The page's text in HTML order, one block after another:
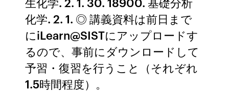
化学. 2. 1. ◎ 講義資料は前日まで
にiLearn@SISTにアップロードす
るので、事前にダウンロードして
予習・復習を行うこと（それぞれ
1.5時間程度）。